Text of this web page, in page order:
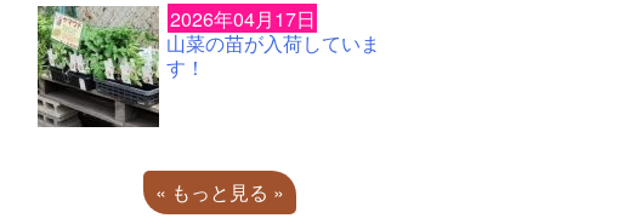
2026年04月17日
山菜の苗が入荷していま
す！
« もっと見る »